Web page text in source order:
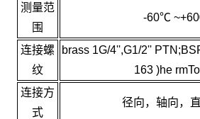
测量范
围
-60℃
连接螺
纹
brass 1G/4'',G1/2''
163 )he
连接方
式
径向，轴向，